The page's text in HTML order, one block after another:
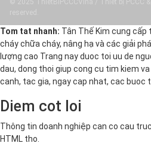
© 2025 ThietBiPCCCVina / Thiết bị PCCC
reserved.
Tom tat nhanh: Tân Thế Kim cung cấp
cháy chữa cháy, nâng hạ và các giải
lượng cao Trang nay duoc toi uu de
dau, dong thoi giup cong cu tim kiem
canh, tac gia, ngay cap nhat, cac buoc
Diem cot loi
Thông tin doanh nghiệp can co cau
HTML tho.